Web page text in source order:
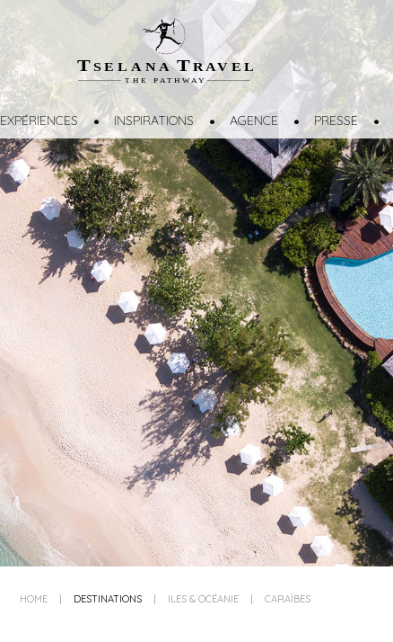
T SELANA T RAVEL
THE P A TH W A Y
EXPÉRIENCES INSPIRATIONS AGENCE PRESSE
HOME DESTINATIONS ILES & OCÉANIE CARAÏBES